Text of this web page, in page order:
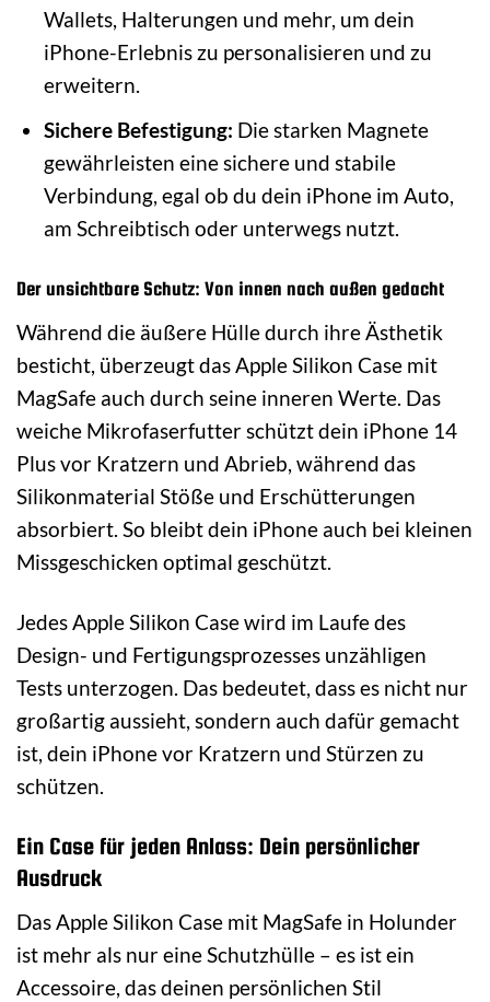
Wallets, Halterungen und mehr, um dein
iPhone-Erlebnis zu personalisieren und zu
erweitern.
Sichere Befestigung: Die starken Magnete
gewährleisten eine sichere und stabile
Verbindung, egal ob du dein iPhone im Auto,
am Schreibtisch oder unterwegs nutzt.
Der unsichtbare Schutz: Von innen nach außen gedacht
Während die äußere Hülle durch ihre Ästhetik
besticht, überzeugt das Apple Silikon Case mit
MagSafe auch durch seine inneren Werte. Das
weiche Mikrofaserfutter schützt dein iPhone 14
Plus vor Kratzern und Abrieb, während das
Silikonmaterial Stöße und Erschütterungen
absorbiert. So bleibt dein iPhone auch bei kleinen
Missgeschicken optimal geschützt.
Jedes Apple Silikon Case wird im Laufe des
Design- und Fertigungsprozesses unzähligen
Tests unterzogen. Das bedeutet, dass es nicht nur
großartig aussieht, sondern auch dafür gemacht
ist, dein iPhone vor Kratzern und Stürzen zu
schützen.
Ein Case für jeden Anlass: Dein persönlicher
Ausdruck
Das Apple Silikon Case mit MagSafe in Holunder
ist mehr als nur eine Schutzhülle – es ist ein
Accessoire, das deinen persönlichen Stil